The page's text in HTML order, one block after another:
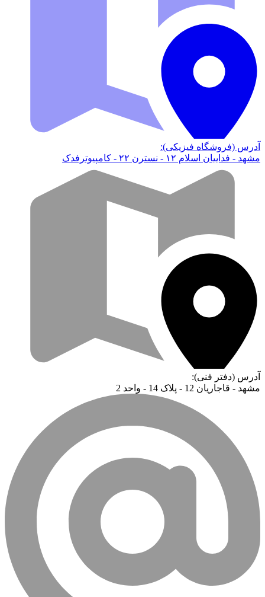
آدرس (فروشگاه فیزیکی):
مشهد - فداییان اسلام ۱۲ - نسترن ۲۲ - کامپیوترفدک
آدرس (دفتر فنی):
مشهد - قاجاریان 12 - پلاک 14 - واحد 2